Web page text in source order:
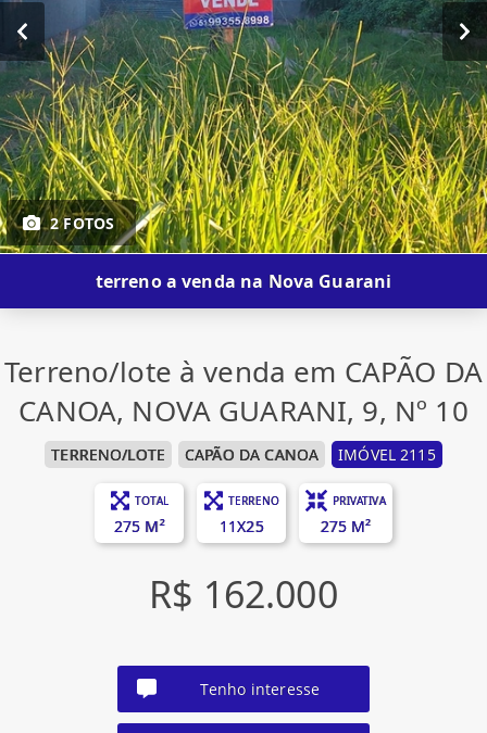
2 FOTOS
terreno a venda na Nova Guarani
Terreno/lote à venda em CAPÃO DA
CANOA, NOVA GUARANI, 9, Nº 10
TERRENO/LOTE CAPÃO DA CANOA IMÓVEL 2115
TOTAL
275 M²
TERRENO
11X25
PRIVATIVA
275 M²
R$ 162.000
Tenho interesse